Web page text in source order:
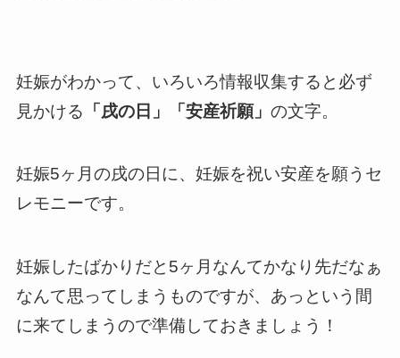
妊娠がわかって、いろいろ情報収集すると必ず
見かける 「戌の日」「安産祈願」 の文字。
妊娠5ヶ月の戌の日に、妊娠を祝い安産を願うセ
レモニーです。
妊娠したばかりだと5ヶ月なんてかなり先だなぁ
なんて思ってしまうものですが、あっという間
に来てしまうので準備しておきましょう！